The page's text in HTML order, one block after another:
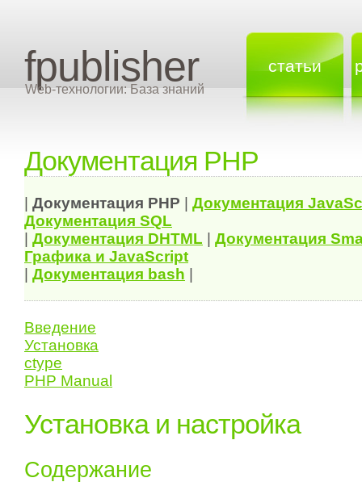
fpublisher
Web-технологии: База знаний
статьи
Документация PHP
Документация PHP Документация
Документация SQL
Документация DHTML
Документация
Графика и JavaScript
Документация bash
Введение
Установка
ctype
PHP Manual
Установка и настройка
Содержание